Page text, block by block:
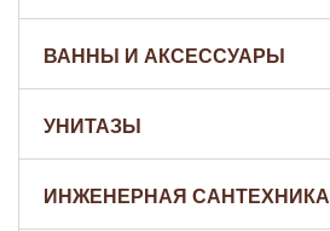
ВАННЫ И АКСЕССУАРЫ
УНИТАЗЫ
ИНЖЕНЕРНАЯ САНТЕХНИКА